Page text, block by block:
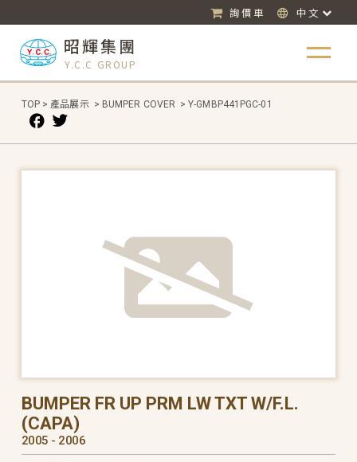
詢價車 中文
昭輝集團
Y.C.C GROUP
TOP > 產品展示 > BUMPER COVER > Y-GMBP441PGC-01
BUMPER FR UP PRM LW TXT W/F.L.
(CAPA)
2005 - 2006